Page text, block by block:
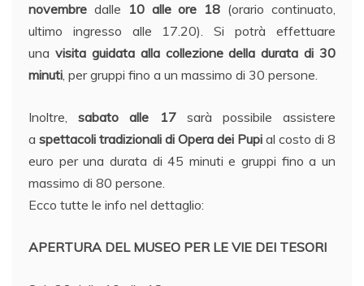
novembre dalle 10 alle ore 18 (orario continuato,
ultimo ingresso alle 17.20). Si potrà effettuare
una visita guidata alla collezione della durata di 30
minuti, per gruppi fino a un massimo di 30 persone.
Inoltre,sabato alle 17sarà possibile assistere
a spettacoli tradizionali di Opera dei Pupi al costo di 8
euro per una durata di 45 minuti e gruppi fino a un
massimo di 80 persone.
Ecco tutte le info nel dettaglio:
APERTURA DEL MUSEO PER LE VIE DEI TESORI